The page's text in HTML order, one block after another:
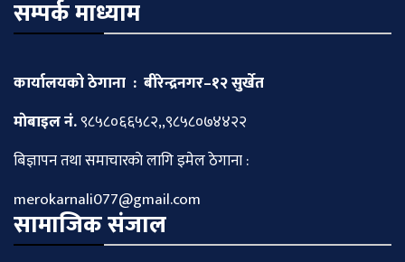
सम्पर्क माध्याम
कार्यालयको ठेगाना : बीरेन्द्रनगर–१२ सुर्खेत
माेबाइल नं.९८५८०६६५८२,,९८५८०७४४२२
बिज्ञापन तथा समाचारकाे लागि इमेल ठेगाना :
merokarnali077@gmail.com
सामाजिक संजाल